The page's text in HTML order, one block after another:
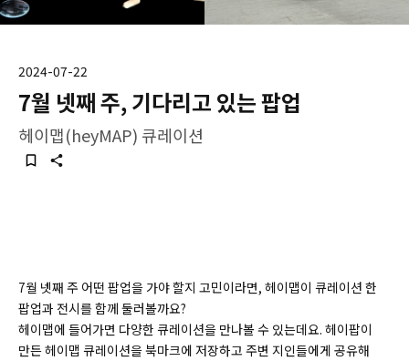
2024-07-22
7월 넷째 주, 기다리고 있는 팝업
헤이맵(heyMAP) 큐레이션
7월 넷째 주 어떤 팝업을 가야 할지 고민이라면, 헤이맵이 큐레이션 한
팝업과 전시를 함께 둘러볼까요?
헤이맵에 들어가면 다양한 큐레이션을 만나볼 수 있는데요. 헤이팝이
만든 헤이맵 큐레이션을 북마크에 저장하고 주변 지인들에게 공유해